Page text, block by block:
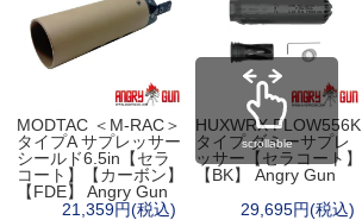
MODTAC ＜M-RAC＞
タイプA サプレッサー
シールド6.5in【セラ
コート】【カーボン】
【FDE】 Angry Gun
21,359円(税込)
HUXWRX FLOW556K
タイプ ダミーサプレ
ッサー【セラコート】
【BK】 Angry Gun
29,695円(税込)
scrollable